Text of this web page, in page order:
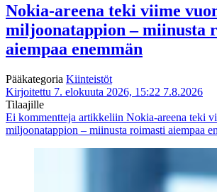
Nokia-areena teki viime
miljoonatappion – miinusta
aiempaa enemmän
Pääkategoria Kiinteistöt
Kirjoitettu 7. elokuuta 2026, 15:22 7.8.2026
Tilaajille
Ei kommentteja artikkeliin Nokia-areena teki
miljoonatappion – miinusta roimasti aiempaa